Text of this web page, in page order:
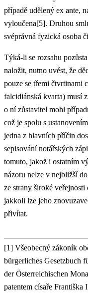
případě udělený ex ante,
vyloučena[5]. Druhou
svéprávná fyzická osoba
Týká-li se rozsahu
naložit, nutno uvést, že
pouze se třemi čtvrtinami
falcidiánská kvarta) musí
o ní zůstavitel mohl
což je spolu s
jedna z hlavních příčin
sepisování notářských
tomuto, jakož i ostatním
názoru nelze v nejbližší
ze strany široké
jakkoli lze jeho
přivítat.
[1] Všeobecný zákoník
bürgerliches Gesetzbuch
der Österreichischen
patentem císaře Františka